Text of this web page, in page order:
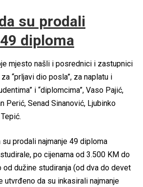
su prodali
diploma
mjesto našli i posrednici i zastupnici
“prljavi dio posla”, za naplatu i
i “diplomcima”, Vaso Pajić,
Perić, Senad Sinanović, Ljubinko
prodali najmanje 49 diploma
po cijenama od 3.500 KM do
od dužine studiranja (od dva do devet
utvrđeno da su inkasirali najmanje